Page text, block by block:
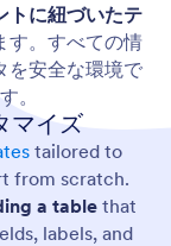
トに紐づいたテ
す。すべての情
を安全な環境で
。
マイズ
tailored to
from scratch.
a tablethat
labels, and